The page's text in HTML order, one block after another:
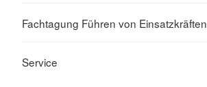
Fachtagung Führen von Einsatzkräften
Service